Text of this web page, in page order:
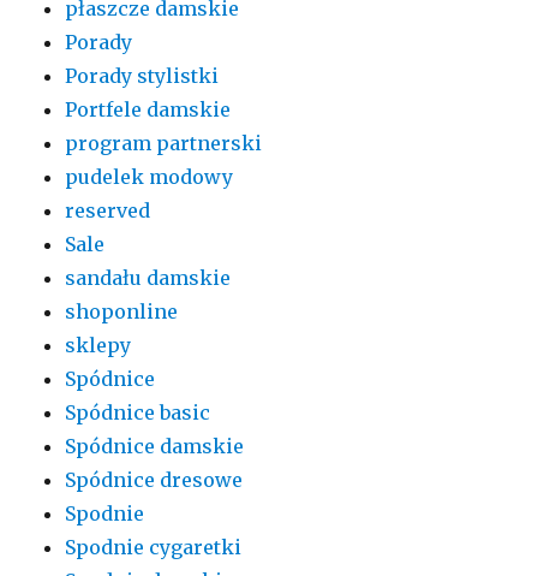
płaszcze damskie
Porady
Porady stylistki
Portfele damskie
program partnerski
pudelek modowy
reserved
Sale
sandału damskie
shoponline
sklepy
Spódnice
Spódnice basic
Spódnice damskie
Spódnice dresowe
Spodnie
Spodnie cygaretki